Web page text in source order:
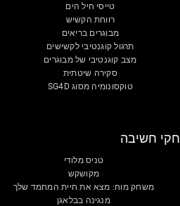
טייסי חיל הים
רווחת הקשיש
מבוגרים בריאים
תרגול קוגנטיבי לקשישים
מצב קוגנטיבי של מבוגרים
סקירה שיטתית
טוקסונומיה מסוג SG4D
חשיבה
טניס מלודי
מקושקש
משחק מוח: מצא את חיית המחמד שלך
מנגינה בבלאגן